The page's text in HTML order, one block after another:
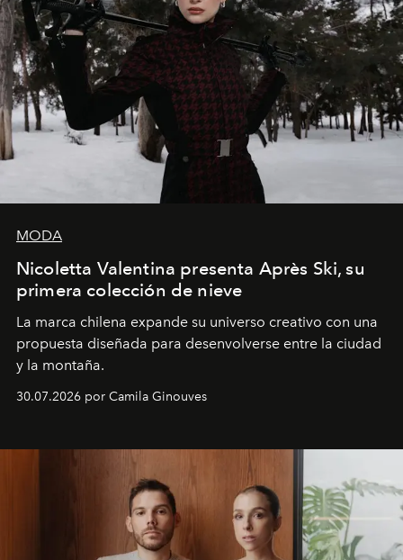
MODA
Nicoletta Valentina presenta Après Ski, su
primera colección de nieve
La marca chilena expande su universo creativo con una
propuesta diseñada para desenvolverse entre la ciudad
y la montaña.
30.07.2026 por Camila Ginouves